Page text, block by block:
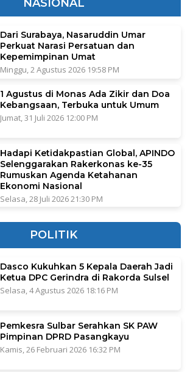
NASIONAL
Dari Surabaya, Nasaruddin Umar
Perkuat Narasi Persatuan dan
Kepemimpinan Umat
Minggu, 2 Agustus 2026 19:58 PM
1 Agustus di Monas Ada Zikir dan Doa
Kebangsaan, Terbuka untuk Umum
Jumat, 31 Juli 2026 12:00 PM
Hadapi Ketidakpastian Global, APINDO
Selenggarakan Rakerkonas ke-35
Rumuskan Agenda Ketahanan
Ekonomi Nasional
Selasa, 28 Juli 2026 21:30 PM
POLITIK
Dasco Kukuhkan 5 Kepala Daerah Jadi
Ketua DPC Gerindra di Rakorda Sulsel
Selasa, 4 Agustus 2026 18:16 PM
Pemkesra Sulbar Serahkan SK PAW
Pimpinan DPRD Pasangkayu
Kamis, 26 Februari 2026 16:32 PM